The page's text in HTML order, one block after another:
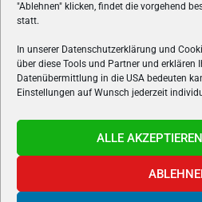
"Ablehnen" klicken, findet die vorgehend
statt.
In unserer Datenschutzerklärung und
über diese Tools und Partner und erklären
Datenübermittlung in die USA bedeuten
Einstellungen auf Wunsch jederzeit
ALLE
FOLGE